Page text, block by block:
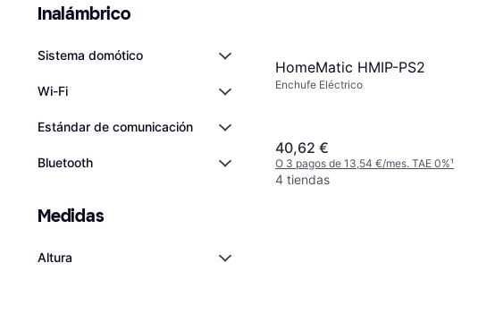
Inalámbrico
Sistema domótico
Wi-Fi
Estándar de comunicación
Bluetooth
Medidas
Altura
HomeMatic HMIP-PS2
Enchufe Eléctrico
40,62 €
O 3 pagos de 13,54 €/mes. TAE 0%¹
4 tiendas